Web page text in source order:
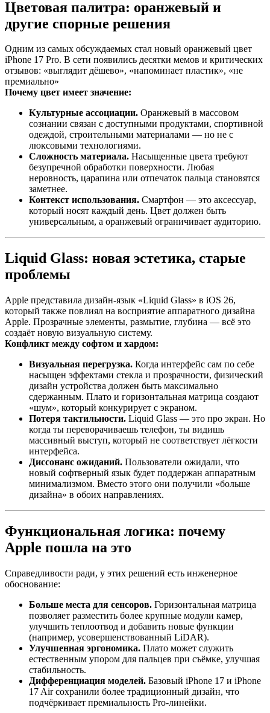
Цветовая палитра: оранжевый и
другие спорные решения
Одним из самых обсуждаемых стал новый оранжевый цвет
iPhone 17 Pro. В сети появились десятки мемов и критических
отзывов: «выглядит дёшево», «напоминает пластик», «не
премиально»
Почему цвет имеет значение:
Культурные ассоциации. Оранжевый в массовом
сознании связан с доступными продуктами, спортивной
одеждой, строительными материалами — но не с
люксовыми технологиями.
Сложность материала. Насыщенные цвета требуют
безупречной обработки поверхности. Любая
неровность, царапина или отпечаток пальца становятся
заметнее.
Контекст использования. Смартфон — это аксессуар,
который носят каждый день. Цвет должен быть
универсальным, а оранжевый ограничивает аудиторию.
Liquid Glass: новая эстетика, старые
проблемы
Apple представила дизайн-язык «Liquid Glass» в iOS 26,
который также повлиял на восприятие аппаратного дизайна
Apple. Прозрачные элементы, размытие, глубина — всё это
создаёт новую визуальную систему.
Конфликт между софтом и хардом:
Визуальная перегрузка. Когда интерфейс сам по себе
насыщен эффектами стекла и прозрачности, физический
дизайн устройства должен быть максимально
сдержанным. Плато и горизонтальная матрица создают
«шум», который конкурирует с экраном.
Потеря тактильности. Liquid Glass — это про экран. Но
когда ты переворачиваешь телефон, ты видишь
массивный выступ, который не соответствует лёгкости
интерфейса.
Диссонанс ожиданий. Пользователи ожидали, что
новый софтверный язык будет поддержан аппаратным
минимализмом. Вместо этого они получили «больше
дизайна» в обоих направлениях.
Функциональная логика: почему
Apple пошла на это
Справедливости ради, у этих решений есть инженерное
обоснование:
Больше места для сенсоров. Горизонтальная матрица
позволяет разместить более крупные модули камер,
улучшить теплоотвод и добавить новые функции
(например, усовершенствованный LiDAR).
Улучшенная эргономика. Плато может служить
естественным упором для пальцев при съёмке, улучшая
стабильность.
Дифференциация моделей. Базовый iPhone 17 и iPhone
17 Air сохранили более традиционный дизайн, что
подчёркивает премиальность Pro-линейки.